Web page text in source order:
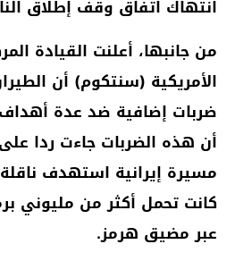
انتهاك اتفاق وقف إطلاق
من جانبها، أعلنت القيادة
الأمريكية (سنتكوم) أن
ضربات إضافية ضد عدة
أن هذه الضربات جاءت ردا
مسيرة إيرانية استهدف
كانت تحمل أكثر من مليوني
عبر مضيق هرمز.